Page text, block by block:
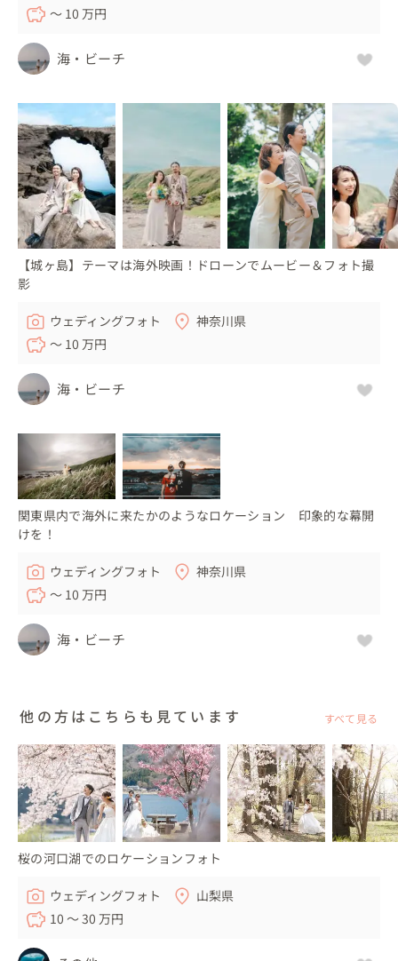
〜 10 万円
海・ビーチ
【城ヶ島】テーマは海外映画！ドローンでムービー＆フォト撮
影
ウェディングフォト
神奈川県
〜 10 万円
海・ビーチ
関東県内で海外に来たかのようなロケーション 印象的な幕開
けを！
ウェディングフォト
神奈川県
〜 10 万円
海・ビーチ
他の方はこちらも見ています すべて見る
桜の河口湖でのロケーションフォト
ウェディングフォト
山梨県
10 〜 30 万円